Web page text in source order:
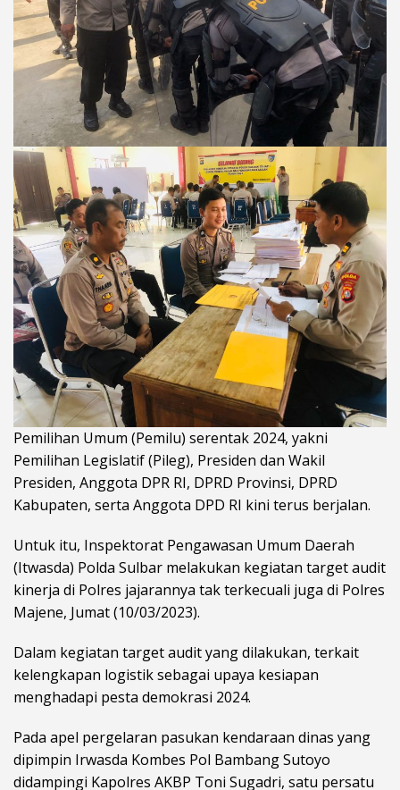
Pemilihan Umum (Pemilu) serentak 2024, yakni
Pemilihan Legislatif (Pileg), Presiden dan Wakil
Presiden, Anggota DPR RI, DPRD Provinsi, DPRD
Kabupaten, serta Anggota DPD RI kini terus berjalan.
Untuk itu, Inspektorat Pengawasan Umum Daerah
(Itwasda) Polda Sulbar melakukan kegiatan target audit
kinerja di Polres jajarannya tak terkecuali juga di Polres
Majene, Jumat (10/03/2023).
Dalam kegiatan target audit yang dilakukan, terkait
kelengkapan logistik sebagai upaya kesiapan
menghadapi pesta demokrasi 2024.
Pada apel pergelaran pasukan kendaraan dinas yang
dipimpin Irwasda Kombes Pol Bambang Sutoyo
didampingi Kapolres AKBP Toni Sugadri, satu persatu